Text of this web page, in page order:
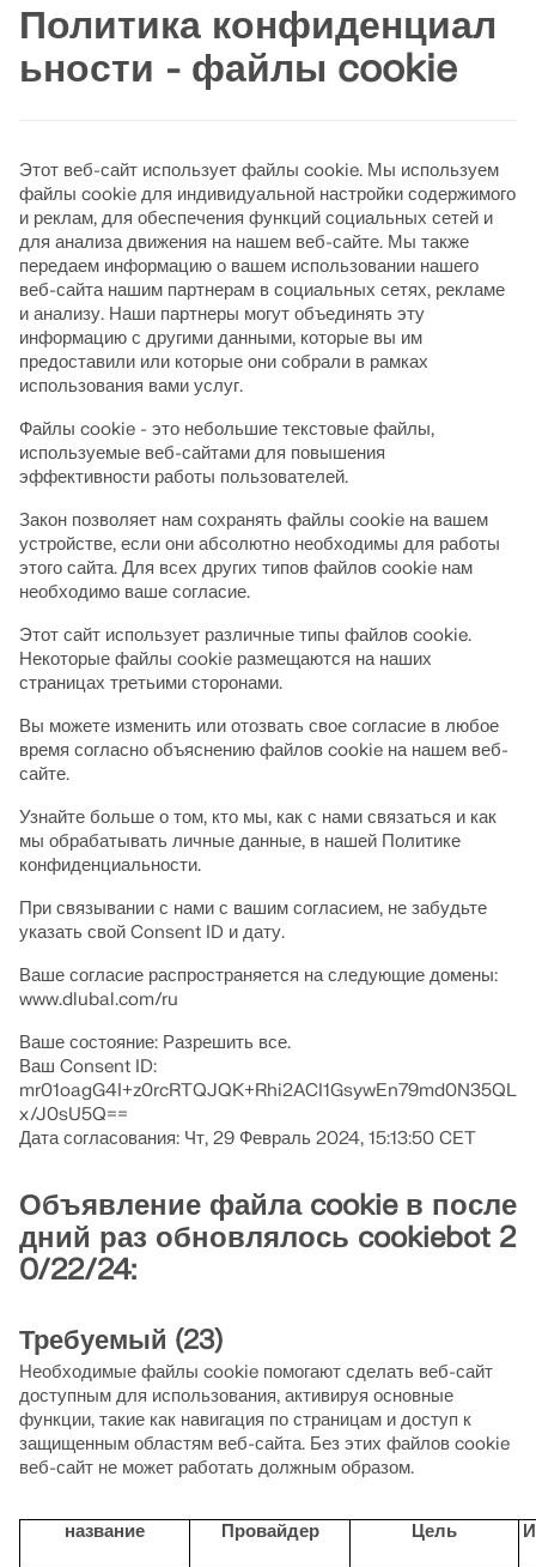
API Dlubal
Новый сервис Dlubal API (gRPC) предоставляет вам
обеспечения для статического анализа на основе
продуктам Dlubal.
НАЧАЛО РАБОТЫ С API
Динамический расчёт
Специальные решения
RSECTION 1
Пользовательский
Подробнее
RWIND 3
CFD-программное обеспечение для цифровых
Dlubal API
Ваш портал в параметрическое моделирование и
Документация по API
Указатель
Начало работы
Применение
Объекты моделей
Подписки и цены
Проектирование и анализ стальных соединений с
EN 1993‑1‑8 и AISC 360, полностью интегрированы в
структурных рабочих процессов.
ПОДРОБНЕЕ
Быстрые ответы
Найдите быстрые ответы на распространенные вопросы
Ищите или фильтруйте сотни FAQ, чтобы решить
ПРОСМОТРЕТЬ FAQ
Откройте силу инноваций
Откройте для себя передовые инструменты и
повышения эффективности вашего инженерного рабочего
ОЗНАКОМИТЬСЯ С НОВЫМИ ФУНКЦИЯМИ
Зона Dlubal с бесплатными
Получите экспертную помощь, когда она вам нужна.
пользователей договора на обслуживание Pro.
Бесплатные программы расчёта
Тысячи студентов по всему миру уже пользуются
обеспечения Dlubal. Получайте бесплатный доступ,
ПОЛУЧИТЬ БЕСПЛАТНУЮ ЛИЦЕНЗИЮ
НАШИ ЗАКАЗЧИКИ
Знакомство с экспертами
Наши преданные делу инженеры готовы помочь вам с
техническими задачами — в любое время и в любом
СВЯЗАТЬСЯ С САППОРТОМ
захватывающих задачах.
ВАШИ КАРЬЕРНЫЕ ВОЗМОЖНОСТИ
Найдите свою работу мечты
поднимите свою карьеру на новые высоты.
вашим личным данным.
СОЗДАТЬ УЧЁТНУЮ
Pусский
Политика конфиденциал
ьности - файлы cookie
Этот веб-сайт использует файлы cookie. Мы используем
файлы cookie для индивидуальной настройки содержимого
и реклам, для обеспечения функций социальных сетей и
для анализа движения на нашем веб-сайте. Мы также
передаем информацию о вашем использовании нашего
веб-сайта нашим партнерам в социальных сетях, рекламе
и анализу. Наши партнеры могут объединять эту
информацию с другими данными, которые вы им
предоставили или которые они собрали в рамках
использования вами услуг.
Файлы cookie - это небольшие текстовые файлы,
используемые веб-сайтами для повышения
эффективности работы пользователей.
Закон позволяет нам сохранять файлы cookie на вашем
устройстве, если они абсолютно необходимы для работы
этого сайта. Для всех других типов файлов cookie нам
необходимо ваше согласие.
Этот сайт использует различные типы файлов cookie.
Некоторые файлы cookie размещаются на наших
страницах третьими сторонами.
Вы можете изменить или отозвать свое согласие в любое
время согласно объяснению файлов cookie на нашем веб-
сайте.
Узнайте больше о том, кто мы, как с нами связаться и как
мы обрабатывать личные данные, в нашей Политике
конфиденциальности.
При связывании с нами с вашим согласием, не забудьте
указать свой Consent ID и дату.
Ваше согласие распространяется на следующие домены:
www.dlubal.com/ru
Ваше состояние: Разрешить все.
Ваш Consent ID:
mr01oagG4I+z0rcRTQJQK+Rhi2ACI1GsywEn79md0N35QL
x/J0sU5Q==
Дата согласования: Чт, 29 Февраль 2024, 15:13:50 CET
Объявление файла cookie в после
дний раз обновлялось cookiebot 2
0/22/24:
Требуемый (23)
Необходимые файлы cookie помогают сделать веб-сайт
доступным для использования, активируя основные
функции, такие как навигация по страницам и доступ к
защищенным областям веб-сайта. Без этих файлов cookie
веб-сайт не может работать должным образом.
название Провайдер Цель